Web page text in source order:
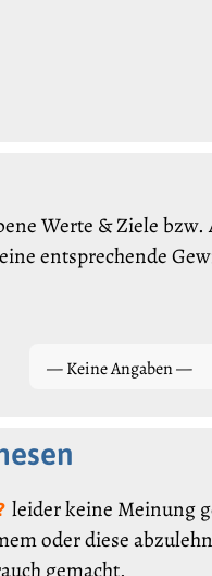
Werte & Ziele
entsprechende
— Keine Angaben —
leider keine Meinung
oder diese
gemacht.